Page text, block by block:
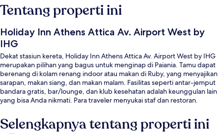
Tentang properti ini
Holiday Inn Athens Attica Av. Airport West by
IHG
Dekat stasiun kereta, Holiday Inn Athens Attica Av. Airport West by IHG
merupakan pilihan yang bagus untuk menginap di Paiania. Tamu dapat
berenang di kolam renang indoor atau makan di Ruby, yang menyajikan
sarapan, makan siang, dan makan malam. Fasilitas seperti antar-jemput
bandara gratis, bar/lounge, dan klub kesehatan adalah keunggulan lain
yang bisa Anda nikmati. Para traveler menyukai staf dan restoran.
Selengkapnya tentang properti ini